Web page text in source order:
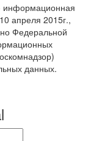
информационная
апреля 2015г.,
Федеральной
данных.